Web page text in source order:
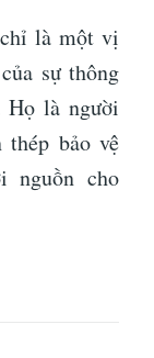
là một vị
sự thông
Họ là người
bảo vệ
nguồn cho